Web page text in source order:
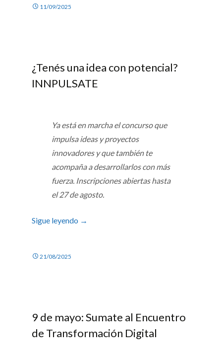
11/09/2025
¿Tenés una idea con potencial?
INNPULSATE
Ya está en marcha el concurso que
impulsa ideas y proyectos
innovadores y que también te
acompaña a desarrollarlos con más
fuerza. Inscripciones abiertas hasta
el 27 de agosto.
Sigue leyendo →
21/08/2025
9 de mayo: Sumate al Encuentro
de Transformación Digital